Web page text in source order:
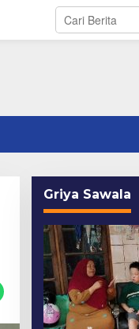
Griya Sawala